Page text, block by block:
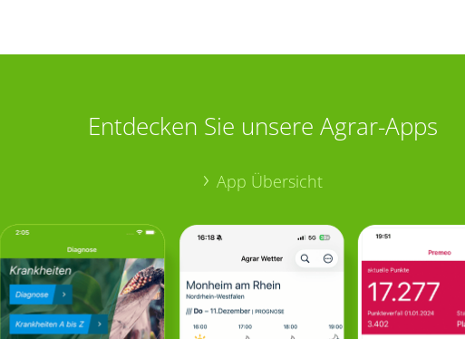
Entdecken Sie unsere Agrar-Apps
App Übersicht